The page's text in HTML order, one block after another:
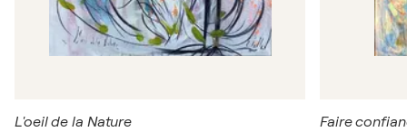
L'oeil de la Nature Faire